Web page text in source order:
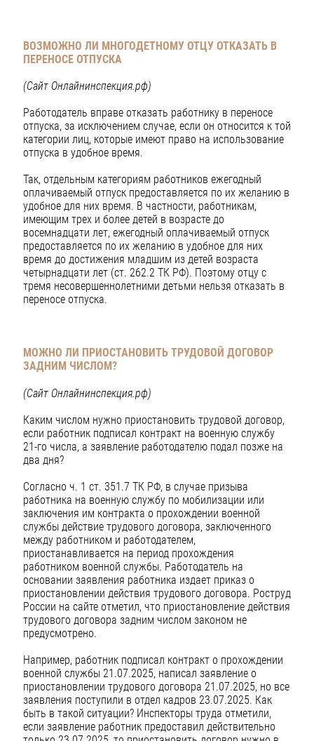
ВОЗМОЖНО ЛИ МНОГОДЕТНОМУ ОТЦУ ОТКАЗАТЬ В
ПЕРЕНОСЕ ОТПУСКА
(Сайт Онлайнинспекция.рф)
Работодатель вправе отказать работнику в переносе
отпуска, за исключением случае, если он относится к той
категории лиц, которые имеют право на использование
отпуска в удобное время.
Так, отдельным категориям работников ежегодный
оплачиваемый отпуск предоставляется по их желанию в
удобное для них время. В частности, работникам,
имеющим трех и более детей в возрасте до
восемнадцати лет, ежегодный оплачиваемый отпуск
предоставляется по их желанию в удобное для них
время до достижения младшим из детей возраста
четырнадцати лет (ст. 262.2 ТК РФ). Поэтому отцу с
тремя несовершеннолетними детьми нельзя отказать в
переносе отпуска.
МОЖНО ЛИ ПРИОСТАНОВИТЬ ТРУДОВОЙ ДОГОВОР
ЗАДНИМ ЧИСЛОМ?
(Сайт Онлайнинспекция.рф)
Каким числом нужно приостановить трудовой договор,
если работник подписал контракт на военную службу
21-го числа, а заявление работодателю подал позже на
два дня?
Согласно ч. 1 ст. 351.7 ТК РФ, в случае призыва
работника на военную службу по мобилизации или
заключения им контракта о прохождении военной
службы действие трудового договора, заключенного
между работником и работодателем,
приостанавливается на период прохождения
работником военной службы. Работодатель на
основании заявления работника издает приказ о
приостановлении действия трудового договора. Роструд
России на сайте отметил, что приостановление действия
трудового договора задним числом законом не
предусмотрено.
Например, работник подписал контракт о прохождении
военной службы 21.07.2025, написал заявление о
приостановлении трудового договора 21.07.2025, но все
заявления поступили в отдел кадров 23.07.2025. Как
быть в такой ситуации? Инспекторы труда отметили,
если заявление работник предоставил действительно